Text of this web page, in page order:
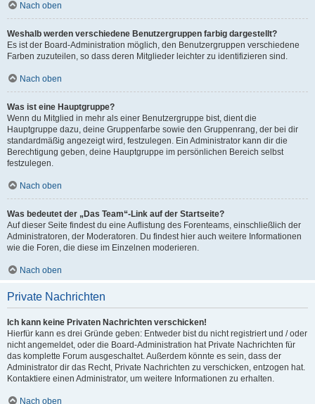
Nach oben
Weshalb werden verschiedene Benutzergruppen farbig dargestellt?
Es ist der Board-Administration möglich, den Benutzergruppen verschiedene
Farben zuzuteilen, so dass deren Mitglieder leichter zu identifizieren sind.
Nach oben
Was ist eine Hauptgruppe?
Wenn du Mitglied in mehr als einer Benutzergruppe bist, dient die
Hauptgruppe dazu, deine Gruppenfarbe sowie den Gruppenrang, der bei dir
standardmäßig angezeigt wird, festzulegen. Ein Administrator kann dir die
Berechtigung geben, deine Hauptgruppe im persönlichen Bereich selbst
festzulegen.
Nach oben
Was bedeutet der „Das Team“-Link auf der Startseite?
Auf dieser Seite findest du eine Auflistung des Forenteams, einschließlich der
Administratoren, der Moderatoren. Du findest hier auch weitere Informationen
wie die Foren, die diese im Einzelnen moderieren.
Nach oben
Private Nachrichten
Ich kann keine Privaten Nachrichten verschicken!
Hierfür kann es drei Gründe geben: Entweder bist du nicht registriert und / oder
nicht angemeldet, oder die Board-Administration hat Private Nachrichten für
das komplette Forum ausgeschaltet. Außerdem könnte es sein, dass der
Administrator dir das Recht, Private Nachrichten zu verschicken, entzogen hat.
Kontaktiere einen Administrator, um weitere Informationen zu erhalten.
Nach oben